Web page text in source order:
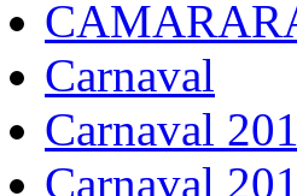
Carnaval
Carnaval
Carnaval